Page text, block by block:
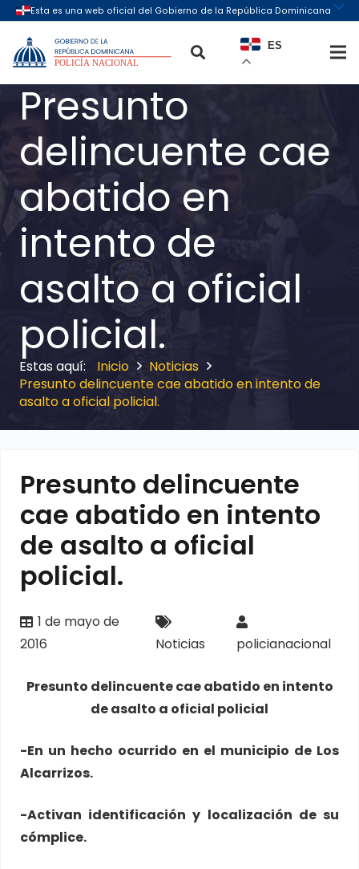
ES
Presunto
delincuente cae
abatido en
intento de
asalto a oficial
policial.
Inicio
Noticias
Presunto delincuente cae abatido en intento de
asalto a oficial policial.
Presunto delincuente
cae abatido en intento
de asalto a oficial
policial.
1 de mayo de
2016
Noticias policianacional
Presunto delincuente cae abatido en intento
de asalto a oficial policial
-En un hecho ocurrido en el municipio de Los
Alcarrizos.
-Activan identificación y localización de su
cómplice.